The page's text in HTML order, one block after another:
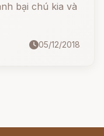
bại chú kia và
05/12/2018